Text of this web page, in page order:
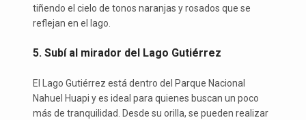
tiñendo el cielo de tonos naranjas y rosados que se
reflejan en el lago.
5. Subí al mirador del Lago Gutiérrez
El Lago Gutiérrez está dentro del Parque Nacional
Nahuel Huapi y es ideal para quienes buscan un poco
más de tranquilidad. Desde su orilla, se pueden realizar